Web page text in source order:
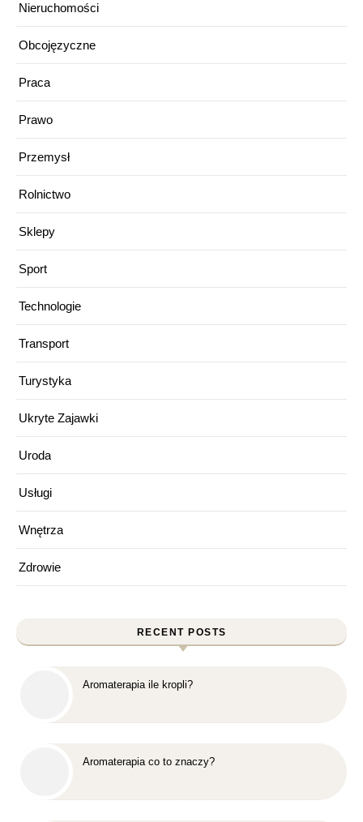
Nieruchomości
Obcojęzyczne
Praca
Prawo
Przemysł
Rolnictwo
Sklepy
Sport
Technologie
Transport
Turystyka
Ukryte Zajawki
Uroda
Usługi
Wnętrza
Zdrowie
RECENT POSTS
Aromaterapia ile kropli?
Aromaterapia co to znaczy?